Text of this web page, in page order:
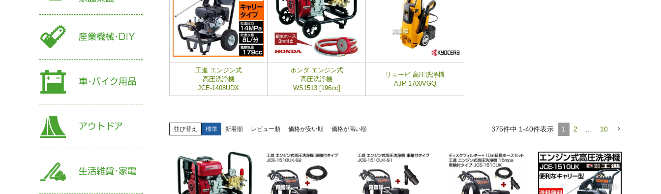
工進 エンジン式
高圧洗浄機
JCE-1408UDX
ホンダ エンジン式
高圧洗浄機
WS1513 [196cc]
リョービ 高圧洗浄機
AJP-1700VGQ
並び替え 標準 新着順 レビュー順 価格が安い順 価格が高い順 375件中 1-40件表示 1 2 10